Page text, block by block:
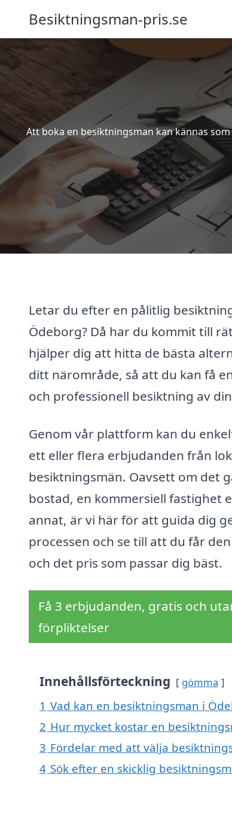
Besiktningsman-pris.se
Att boka en besiktningsman kan kännas
Letar du efter en pålitlig
Ödeborg? Då har du kommit till
hjälper dig att hitta de bästa
ditt närområde, så att du kan få
och professionell besiktning av
Genom vår plattform kan du
ett eller flera erbjudanden från
besiktningsmän. Oavsett om det
bostad, en kommersiell fastighet
annat, är vi här för att guida dig
processen och se till att du får
och det pris som passar dig bäst.
Få 3 erbjudanden, gratis och
förpliktelser
Innehållsförteckning gömma
1 Vad kan en besiktningsman i
2 Hur mycket kostar en
3 Fördelar med att välja
4 Sök efter en skicklig